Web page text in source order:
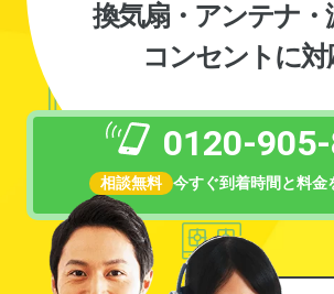
換気扇・アンテナ・
コンセントに対
0120-
相談無料 今すぐ到着時間と料金